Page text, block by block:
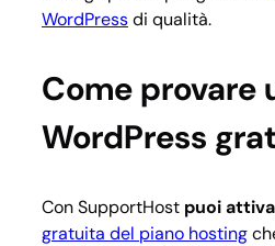
WordPressdi qualità.
Come provare
WordPress
Con SupportHost puoi
gratuita del piano hosting